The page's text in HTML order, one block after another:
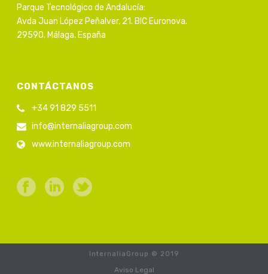
Parque Tecnológico de Andalucía:
Avda Juan López Peñalver, 21. BIC Euronova.
29590. Málaga. España
CONTÁCTANOS
+34 91 829 5511
info@internaliagroup.com
www.internaliagroup.com
InternaliaGroup © 2019
Aviso Legal